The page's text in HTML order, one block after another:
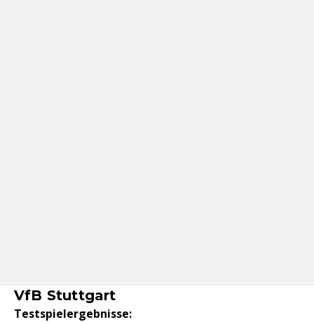
VfB Stuttgart
Testspielergebnisse: